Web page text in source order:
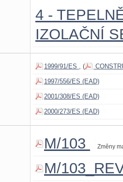
4 -
IZOLAČNÍ
1999/91/ES , (
1997/556/ES (EAD)
2001/308/ES (EAD)
2000/273/ES (EAD)
M/103 Změny
M/